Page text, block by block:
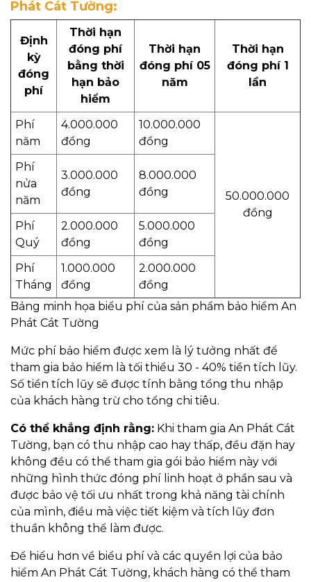
Phát Cát Tường:
Định
kỳ
đóng
phí
Thời hạn
đóng phí
bằng thời
hạn bảo
hiểm
Thời hạn
đóng phí 05
năm
Thời hạn
đóng phí 1
lần
Phí
năm
4.000.000
đồng
10.000.000
đồng
50.000.000
đồng
Phí
nửa
năm
3.000.000
đồng
8.000.000
đồng
Phí
Quý
2.000.000
đồng
5.000.000
đồng
Phí
Tháng
1.000.000
đồng
2.000.000
đồng
Bảng minh họa biểu phí của sản phẩm bảo hiểm An
Phát Cát Tường
Mức phí bảo hiểm được xem là lý tưởng nhất để
tham gia bảo hiểm là tối thiểu 30 - 40% tiền tích lũy.
Số tiền tích lũy sẽ được tính bằng tổng thu nhập
của khách hàng trừ cho tổng chi tiêu.
Có thể khẳng định rằng: Khi tham gia An Phát Cát
Tường, bạn có thu nhập cao hay thấp, đều đặn hay
không đều có thể tham gia gói bảo hiểm này với
những hình thức đóng phí linh hoạt ở phần sau và
được bảo vệ tối ưu nhất trong khả năng tài chính
của mình, điều mà việc tiết kiệm và tích lũy đơn
thuần không thể làm được.
Để hiểu hơn về biểu phí và các quyền lợi của bảo
hiểm An Phát Cát Tường, khách hàng có thể tham